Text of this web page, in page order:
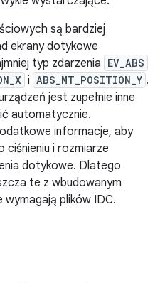
są bardziej
ekrany dotykowe
typ zdarzenia EV_ABS
i ABS_MT_POSITION_Y .
jest zupełnie inne
automatycznie.
informacje, aby
i rozmiarze
dotykowe. Dlatego
te z wbudowanym
plików IDC.